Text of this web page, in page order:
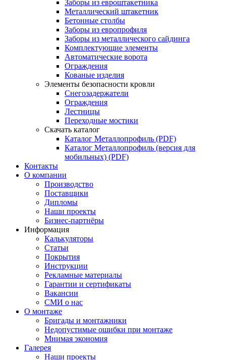
Заборы из евроштакетника
Металлический штакетник
Бетонные столбы
Заборы из европрофиля
Заборы из металлического сайдинга
Комплектующие элементы
Автоматические ворота
Ограждения
Кованые изделия
Элементы безопасности кровли
Снегозадержатели
Ограждения
Лестницы
Переходные мостики
Скачать каталог
Каталог Металлопрофиль (PDF)
Каталог Металлопрофиль (версия для
мобильных) (PDF)
Контакты
О компании
Производство
Поставщики
Дипломы
Наши проекты
Бизнес-партнёры
Информация
Калькуляторы
Статьи
Покрытия
Инструкции
Рекламные материалы
Гарантии и сертификаты
Вакансии
СМИ о нас
О монтаже
Бригады и монтажники
Недопустимые ошибки при монтаже
Мнимая экономия
Галерея
Наши проекты